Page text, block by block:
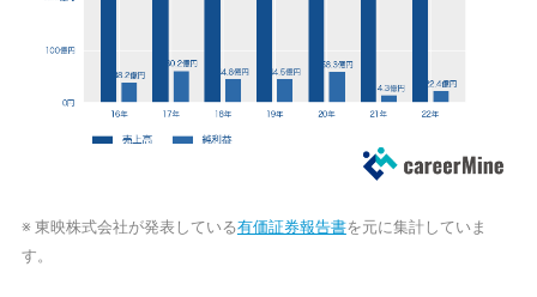
※ 東映株式会社が発表している有価証券報告書を元に集計していま
す。